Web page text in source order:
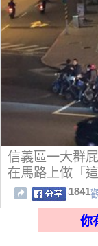
信義區一大群
在馬路上做「
1841
你